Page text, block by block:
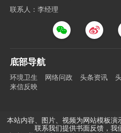
联系人：李经理
底部导航
环境卫生 网络问政 头条资讯
来信反映
本站内容、图片、视频为网站模板
联系我们提供书面反馈，我